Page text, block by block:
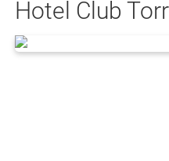
Hotel Club